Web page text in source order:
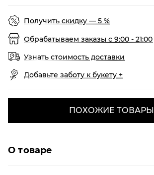
Получить скидку — 5 %
Обрабатываем заказы с 9:00 - 21:00
Узнать стоимость доставки
Добавьте заботу к букету +
ПОХОЖИЕ ТОВАРЫ
О товаре